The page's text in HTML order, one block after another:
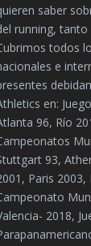
saber
running,
todos
e
en:
96, Río
93,
Paris
2018,